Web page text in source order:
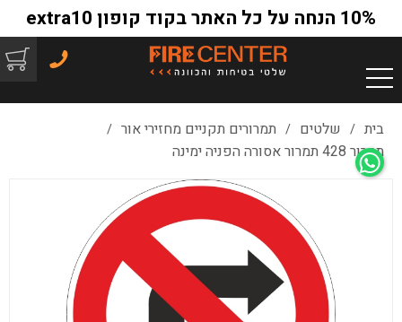
10% הנחה על כל האתר בקוד קופון extra10
בית / שלטים / תמרורים תקניים מחזירי אור /
תמרור 428 תמרור אסורה הפניה ימינה